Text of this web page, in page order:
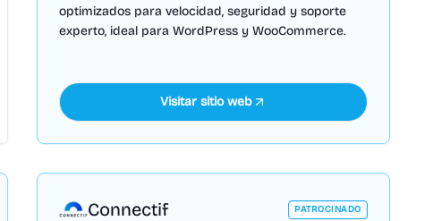
optimizados para velocidad, seguridad y soporte
experto, ideal para WordPress y WooCommerce.
Visitar sitio web
Connectif PATROCINADO